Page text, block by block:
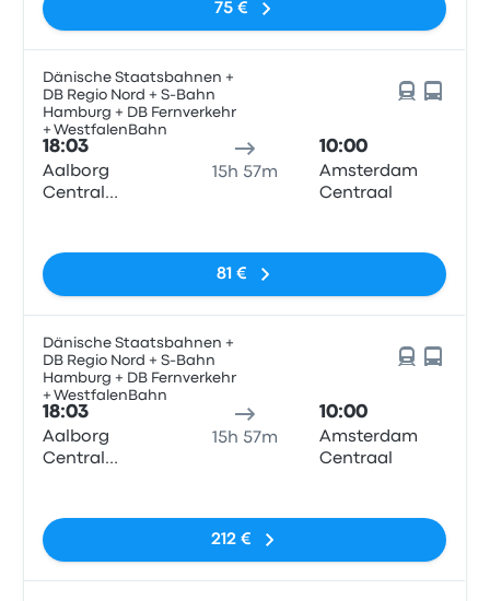
75 €
Dänische Staatsbahnen +
DB Regio Nord + S-Bahn
Hamburg + DB Fernverkehr
+ WestfalenBahn
18:03
Aalborg
Central
15h 57m
10:00
Amsterdam
Centraal
81 €
Dänische Staatsbahnen +
DB Regio Nord + S-Bahn
Hamburg + DB Fernverkehr
+ WestfalenBahn
18:03
Aalborg
Central
15h 57m
10:00
Amsterdam
Centraal
212 €